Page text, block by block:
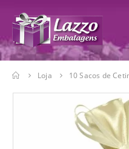
Loja 10 Sacos de